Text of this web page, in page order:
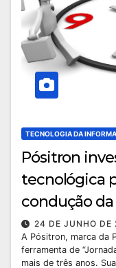
TECNOLOGIA DA
Pósitron
tecnológica
condução
24 DE JUNHO DE
A Pósitron, marca da
ferramenta de
mais de três anos.